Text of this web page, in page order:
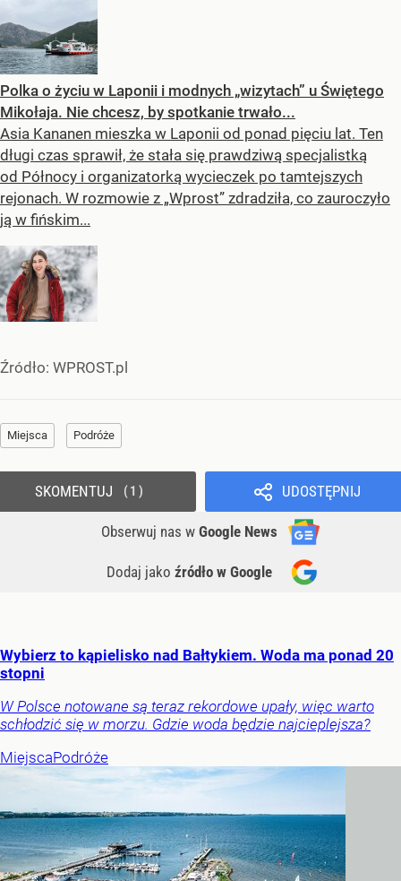
Polka o życiu w Laponii i modnych „wizytach” u Świętego
Mikołaja. Nie chcesz, by spotkanie trwało...
Asia Kananen mieszka w Laponii od ponad pięciu lat. Ten
długi czas sprawił, że stała się prawdziwą specjalistką
od Północy i organizatorką wycieczek po tamtejszych
rejonach. W rozmowie z „Wprost” zdradziła, co zauroczyło
ją w fińskim...
Źródło: WPROST.pl
Miejsca Podróże
UDOSTĘPNIJ
Obserwuj nas w Google News
Dodaj jako źródło w Google
SKOMENTUJ 1
Wybierz to kąpielisko nad Bałtykiem. Woda ma ponad 20
stopni
W Polsce notowane są teraz rekordowe upały, więc warto
schłodzić się w morzu. Gdzie woda będzie najcieplejsza?
MiejscaPodróże